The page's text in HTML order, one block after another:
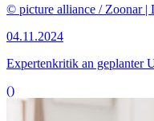
© picture alliance / Zoonar |
04.11.2024
Expertenkritik an geplanter
()